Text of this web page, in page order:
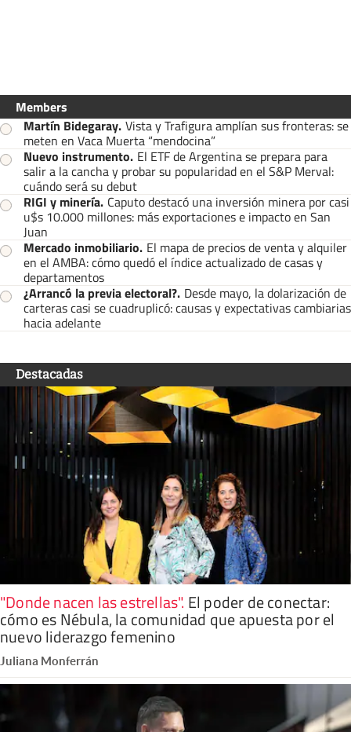
Members
Martín Bidegaray. Vista y Trafigura amplían sus fronteras: se
meten en Vaca Muerta “mendocina”
Nuevo instrumento. El ETF de Argentina se prepara para
salir a la cancha y probar su popularidad en el S&P Merval:
cuándo será su debut
RIGI y minería. Caputo destacó una inversión minera por casi
u$s 10.000 millones: más exportaciones e impacto en San
Juan
Mercado inmobiliario. El mapa de precios de venta y alquiler
en el AMBA: cómo quedó el índice actualizado de casas y
departamentos
¿Arrancó la previa electoral?. Desde mayo, la dolarización de
carteras casi se cuadruplicó: causas y expectativas cambiarias
hacia adelante
Destacadas
"Donde nacen las estrellas". El poder de conectar:
cómo es Nébula, la comunidad que apuesta por el
nuevo liderazgo femenino
Juliana Monferrán